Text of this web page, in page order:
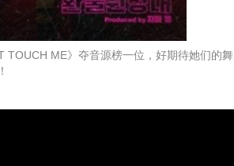
TOUCH ME》夺音源榜一位，好期待她们的舞